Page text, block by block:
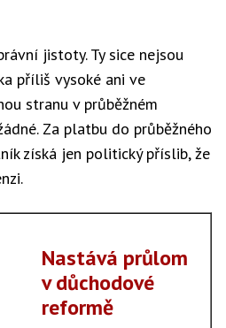
jistoty. Ty sice nejsou
příliš vysoké ani ve
stranu v průběžném
Za platbu do průběžného
získá jen politický příslib, že
Nastává průlom
v důchodové
reformě